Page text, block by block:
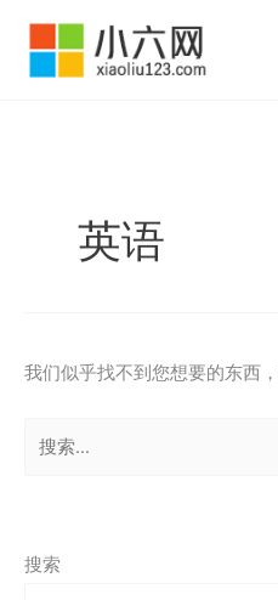
英语
我们似乎找不到您想要的东西
索：
搜索